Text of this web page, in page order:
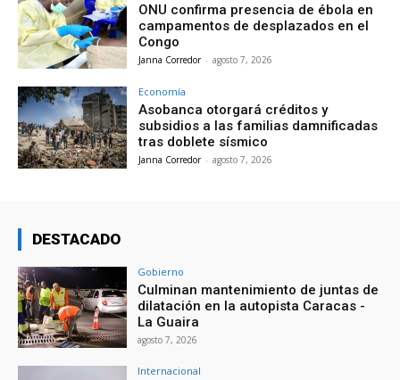
ONU confirma presencia de ébola en
campamentos de desplazados en el
Congo
Janna Corredor - agosto 7, 2026
Economía
Asobanca otorgará créditos y
subsidios a las familias damnificadas
tras doblete sísmico
Janna Corredor - agosto 7, 2026
DESTACADO
Gobierno
Culminan mantenimiento de juntas de
dilatación en la autopista Caracas -
La Guaira
agosto 7, 2026
Internacional